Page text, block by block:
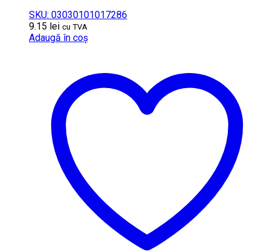
SKU: 03030101017286
9.15 lei cu TVA
Adaugă în coș